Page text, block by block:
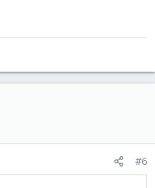
#6